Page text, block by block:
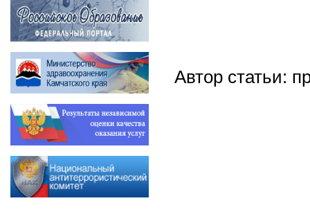
Автор статьи: